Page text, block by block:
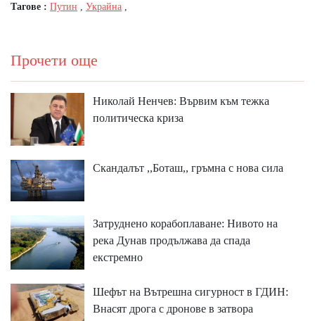
Тагове : Путин Украйна
Прочети още
Николай Ненчев: Вървим към тежка
политическа криза
Скандалът ,,Боташ,, гръмна с нова сила
Затруднено корабоплаване: Нивото на
река Дунав продължава да спада
екстремно
Шефът на Вътрешна сигурност в ГДИН:
Внасят дрога с дронове в затвора